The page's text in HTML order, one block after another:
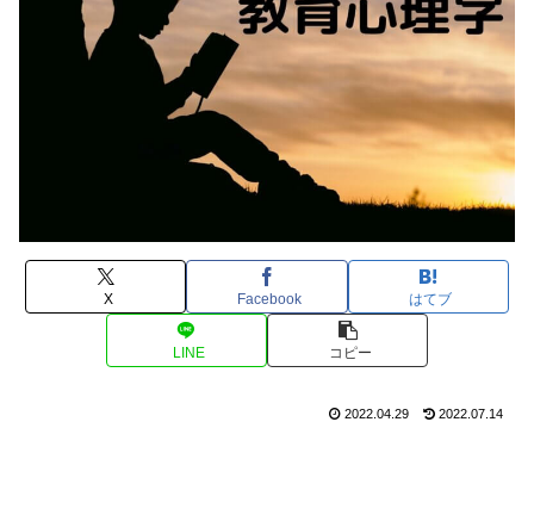
X Facebook はてブ
LINE コピー
2022.04.29 2022.07.14